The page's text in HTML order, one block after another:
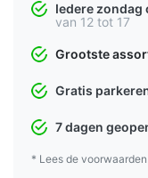
Iedere zondag
van 12 tot 17
Grootste
Gratis
7 dagen
* Lees de